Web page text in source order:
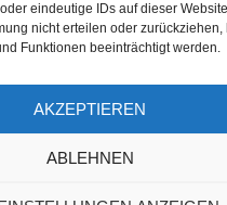
eindeutige IDs auf dieser
nicht erteilen oder zurückziehen,
Funktionen beeinträchtigt werden.
AKZEPTIEREN
ABLEHNEN